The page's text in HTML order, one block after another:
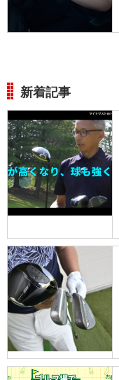
新着記事